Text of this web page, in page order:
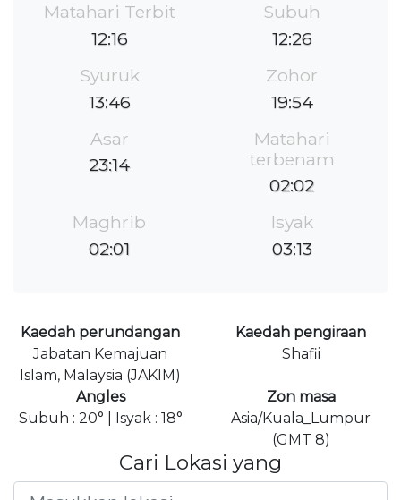
Matahari Terbit
12:16
Subuh
12:26
Syuruk
13:46
Zohor
19:54
Asar
23:14
Matahari
terbenam
02:02
Maghrib
02:01
Isyak
03:13
Kaedah perundangan
Jabatan Kemajuan
Islam, Malaysia (JAKIM)
Kaedah pengiraan
Shafii
Angles
Subuh : 20° | Isyak : 18°
Zon masa
Asia/Kuala_Lumpur
(GMT 8)
Cari Lokasi yang